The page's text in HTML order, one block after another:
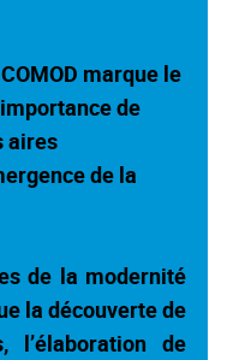
marque le
de
aires
de la
de la modernité
la découverte de
l’élaboration de